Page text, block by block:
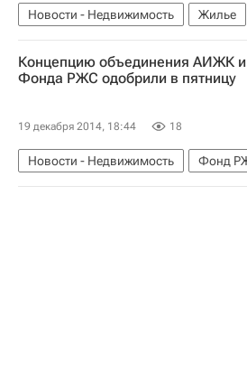
Новости - Недвижимость
Жилье
Сергей Шойгу
Россия
Концепцию объединения АИЖК и
Фонда РЖС одобрили в пятницу
19 декабря 2014, 18:44 18
Новости - Недвижимость
Фонд
АИЖК
Игорь Шувалов Россия